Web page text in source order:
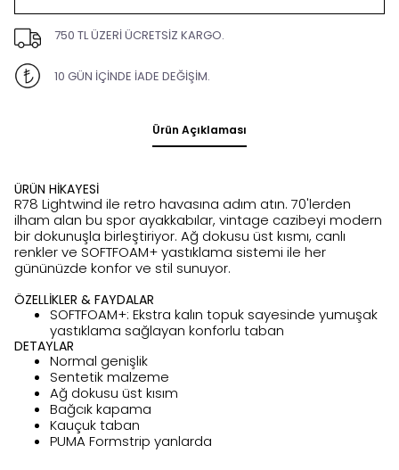
750 TL ÜZERİ ÜCRETSİZ KARGO.
10 GÜN İÇİNDE İADE DEĞİŞİM.
Ürün Açıklaması
ÜRÜN HİKAYESİ
R78 Lightwind ile retro havasına adım atın. 70'lerden
ilham alan bu spor ayakkabılar, vintage cazibeyi modern
bir dokunuşla birleştiriyor. Ağ dokusu üst kısmı, canlı
renkler ve SOFTFOAM+ yastıklama sistemi ile her
gününüzde konfor ve stil sunuyor.
ÖZELLİKLER & FAYDALAR
SOFTFOAM+: Ekstra kalın topuk sayesinde yumuşak
yastıklama sağlayan konforlu taban
DETAYLAR
Normal genişlik
Sentetik malzeme
Ağ dokusu üst kısım
Bağcık kapama
Kauçuk taban
PUMA Formstrip yanlarda